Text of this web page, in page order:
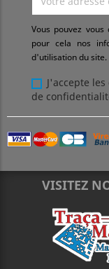
Vous pouvez
pour cela nos
d'utilisation du site.
J'accepte
de
VISITEZ